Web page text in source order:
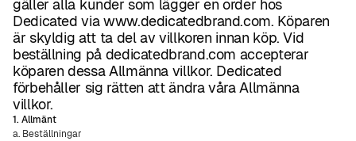
gäller alla kunder som lägger en order hos
Dedicated via www.dedicatedbrand.com. Köparen
är skyldig att ta del av villkoren innan köp. Vid
beställning på dedicatedbrand.com accepterar
köparen dessa Allmänna villkor. Dedicated
förbehåller sig rätten att ändra våra Allmänna
villkor.
1. Allmänt
a. Beställningar